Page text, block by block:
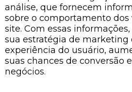
análise, que fornecem
sobre o comportamento dos
site. Com essas
sua estratégia de marketing
experiência do usuário,
suas chances de conversão
negócios.